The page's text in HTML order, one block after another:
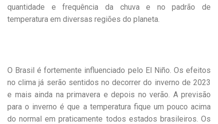
quantidade e frequência da chuva e no padrão de
temperatura em diversas regiões do planeta.
O Brasil é fortemente influenciado pelo El Niño. Os efeitos
no clima já serão sentidos no decorrer do inverno de 2023
e mais ainda na primavera e depois no verão. A previsão
para o inverno é que a temperatura fique um pouco acima
do normal em praticamente todos estados brasileiros. Os